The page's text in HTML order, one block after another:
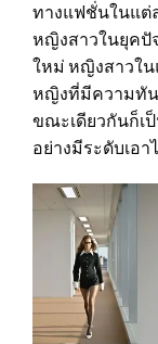
ทางแฟชั่นในแต่
หญิงสาวในยุคปั
ใหม่ หญิงสาวใ
หญิงที่มีความทัน
ขณะเดียวกันก็เ
อย่างมีระดับเอา